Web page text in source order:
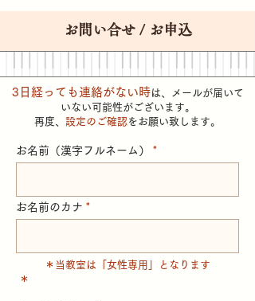
お問い合せ / お申込
3日経っても連絡がない時は、メールが届いて
いない可能性がございます。
再度、 設定のご確認 をお願い致します。
お名前（漢字フルネーム）
お名前のカナ
＊当教室は「女性専用」となります
＊